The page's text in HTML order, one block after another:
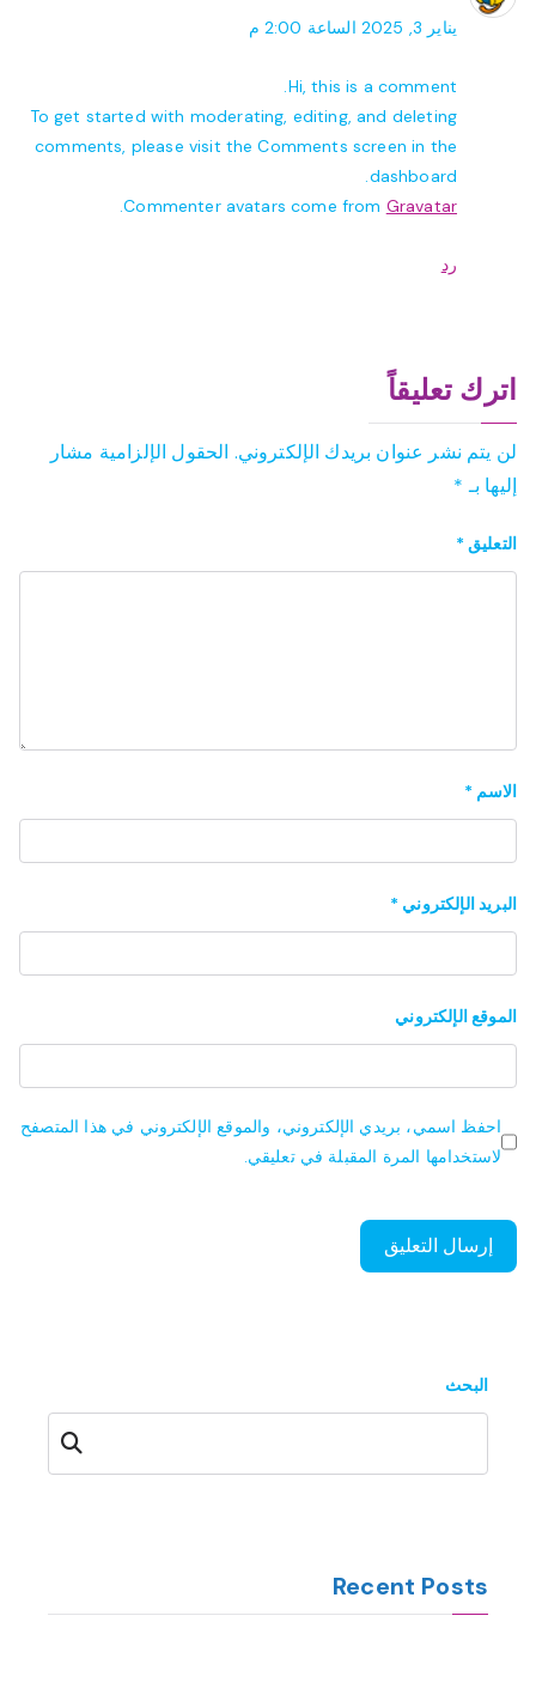
يناير 3, 2025 الساعة 2:00 م
Hi, this is a comment.
To get started with moderating, editing, and deleting
comments, please visit the Comments screen in the
dashboard.
Commenter avatars come from Gravatar
.
رد
اترك تعليقاً
لن يتم نشر عنوان بريدك الإلكتروني. الحقول الإلزامية مشار
إليها بـ *
التعليق *
الاسم *
البريد الإلكتروني *
الموقع الإلكتروني
احفظ اسمي، بريدي الإلكتروني، والموقع الإلكتروني في هذا المتصفح
لاستخدامها المرة المقبلة في تعليقي.
البحث
البحث
Recent Posts